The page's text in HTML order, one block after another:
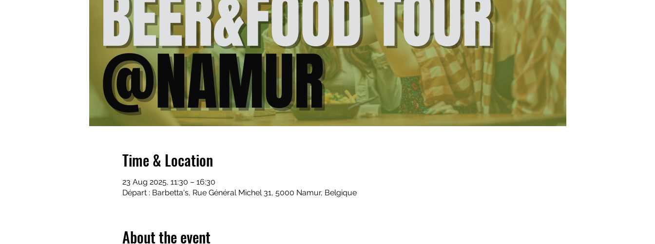
Time & Location
23 Aug 2025, 11:30 – 16:30
Départ : Barbetta's, Rue Général Michel 31, 5000 Namur, Belgique
About the event